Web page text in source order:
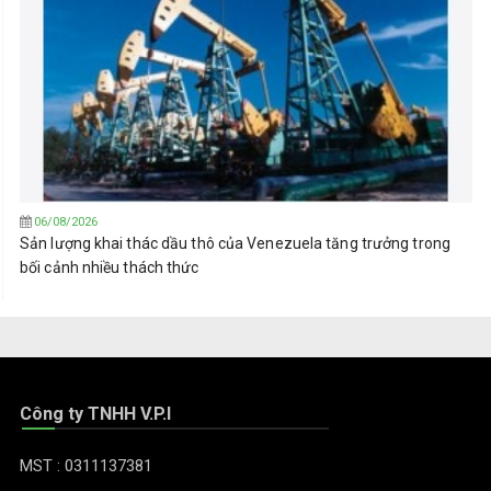
06/08/2026
Sản lượng khai thác dầu thô của Venezuela tăng trưởng trong
bối cảnh nhiều thách thức
Công ty TNHH V.P.I
MST : 0311137381